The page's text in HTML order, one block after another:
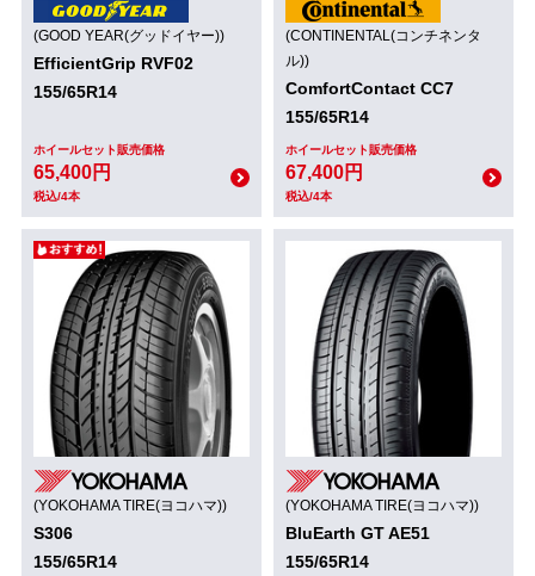
(GOOD YEAR(グッドイヤー))
EfficientGrip RVF02
155/65R14
ホイールセット販売価格
65,400円
税込/4本
(CONTINENTAL(コンチネンタ
ル))
ComfortContact CC7
155/65R14
ホイールセット販売価格
67,400円
税込/4本
(YOKOHAMA TIRE(ヨコハマ))
S306
155/65R14
(YOKOHAMA TIRE(ヨコハマ))
BluEarth GT AE51
155/65R14